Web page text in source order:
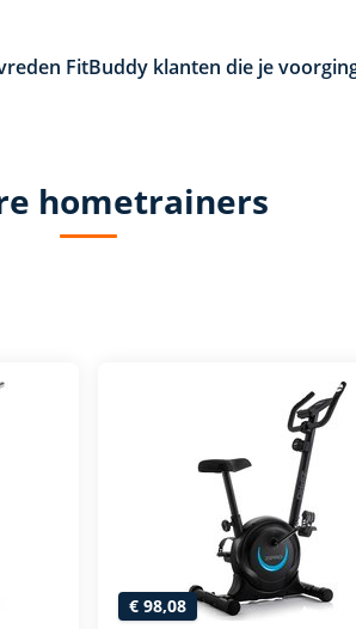
FitBuddy klanten die je
hometrainers
€ 98,08